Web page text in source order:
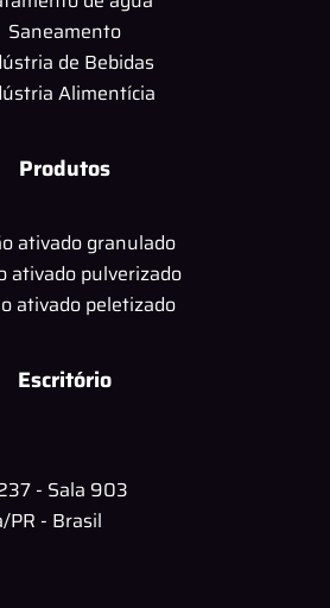
Saneamento
de Bebidas
Alimentícia
Produtos
ativado granulado
ativado pulverizado
ativado peletizado
Escritório
- Sala 903
PR - Brasil